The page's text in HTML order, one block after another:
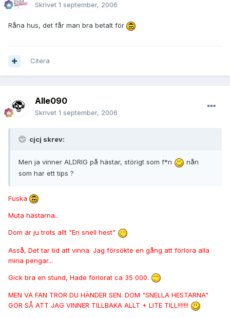
Skrivet 1 september, 2006
Råna hus, det får man bra betalt för
Citera
Alle090
Skrivet 1 september, 2006
cjcj skrev:
Men ja vinner ALDRIG på hästar, störigt som f*n
nån
som har ett tips ?
Fuska
Muta hästarna..
Dom är ju trots allt "En snell hest"
Asså, Det tar tid att vinna. Jag försökte en gång att förlora alla
mina pengar...
Gick bra en stund, Hade förlorat ca 35 000.
MEN VA FAN TROR DU HÄNDER SEN. DOM "SNELLA HESTARNA"
GÖR SÅ ATT JAG VINNER TILLBAKA ALLT + LITE TILL!!!!!!!